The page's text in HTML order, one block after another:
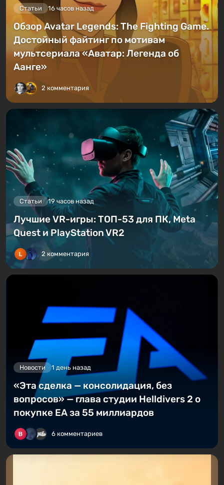
Статьи 16 часов назад
Обзор Avatar Legends: The Fighting Game.
Достойный файтинг по мотивам
мультсериала «Аватар: Легенда об
Аанге»
2 комментария
Статьи 19 часов назад
Лучшие VR-игры: ТОП-53 для ПК, Meta
Quest и PlayStation VR2
2 комментария
Новости 1 день назад
«Эта сделка — консолидация, без
вопросов» — глава студии Helldivers 2 о
покупке EA за 55 миллиардов
6 комментариев